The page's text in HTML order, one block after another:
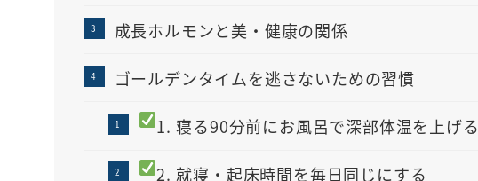
成長ホルモンと美・健康の関係
ゴールデンタイムを逃さないための習慣
1. 寝る90分前にお風呂で深部体温を上げる
2. 就寝・起床時間を毎日同じにする